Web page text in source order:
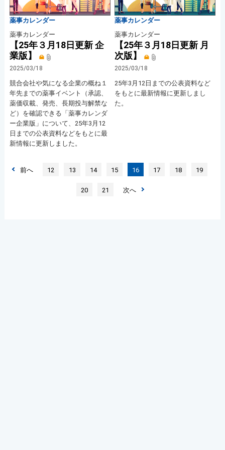
薬事カレンダー
薬事カレンダー
【25年３月18日更新 企
業版】
2025/03/18
競合会社や気になる企業の概ね１
年先までの薬事イベント（承認、
薬価収載、発売、長期投与解禁な
ど）を確認できる「薬事カレンダ
ー企業版」について、25年3月12
日までの公表資料などをもとに最
新情報に更新しました。
薬事カレンダー
薬事カレンダー
【25年３月18日更新 月
次版】
2025/03/18
25年3月12日までの公表資料など
をもとに最新情報に更新しまし
た。
前へ 12 13 14 15 16 17 18 19
20 21 次へ